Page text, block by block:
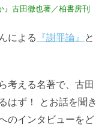
古田徹也著／柏書房刊
による 『謝罪論』 と
考える名著で、古田
はず！ とお話を聞き
のインタビューをど